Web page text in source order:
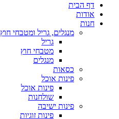
דף הבית
אודות
חנות
מנגלים, גריל ומטבחי חוץ
גריל
מטבחי חוץ
מנגלים
כסאות
פינות אוכל
פינות אוכל
שולחנות
פינות ישיבה
פינות זוגיות